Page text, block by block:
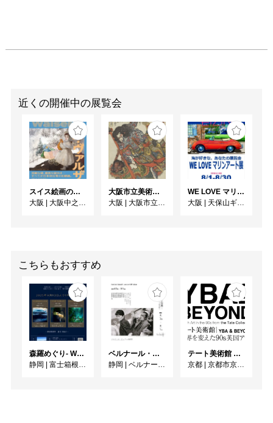
近くの開催中の展覧会
スイス絵画の異才 カール‧ヴァルザー
大阪
大阪中之島美術館
大阪市立美術館開館90周年記念特別展 「水滸伝」
大阪
大阪市立美術館
WE LOVE マリンアート展 ～海の絵で癒されよう～
大阪
天保山ギャラリー
こちらもおすすめ
森羅めぐり- Wandering in Shinra -
静岡
富士箱根カントリークラブ
ベルナール・ビュフェと写真 ーカメラがとらえたビュフェとその時代、そして21 世紀へ
静岡
ベルナール・ビュフェ美術館
テート美術館 ― YBA & BEYOND 世界を変えた90s英国アート
京都
京都市京セラ美術館